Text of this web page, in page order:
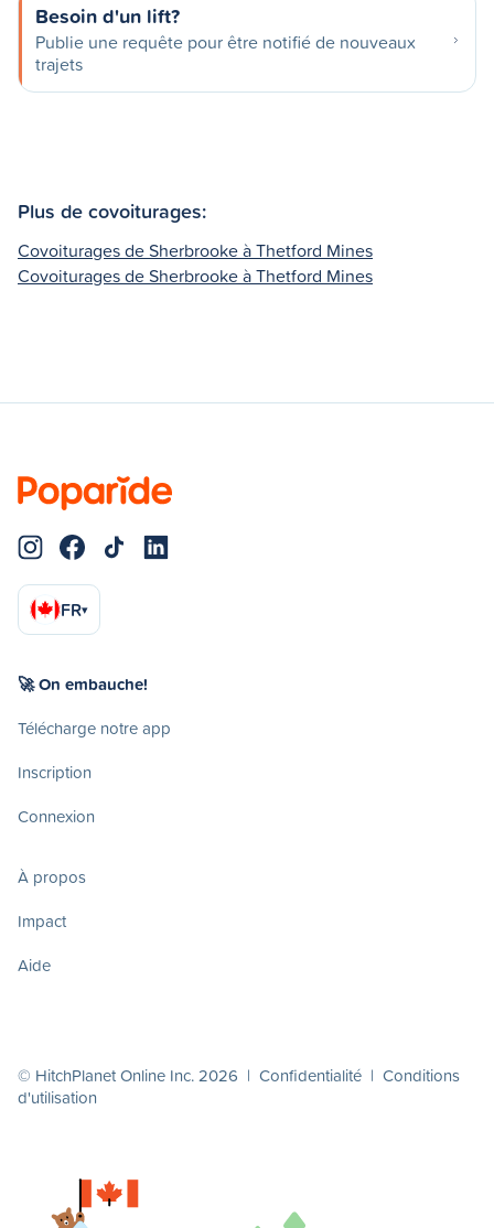
Besoin d'un lift?
Publie une requête pour être notifié de nouveaux
trajets
Plus de covoiturages:
Covoiturages de Sherbrooke à Thetford Mines
Covoiturages de Sherbrooke à Thetford Mines
FR▾
🚀 On embauche!
Télécharge notre app
Inscription
Connexion
À propos
Impact
Aide
© HitchPlanet Online Inc. 2026 | Confidentialité | Conditions
d'utilisation